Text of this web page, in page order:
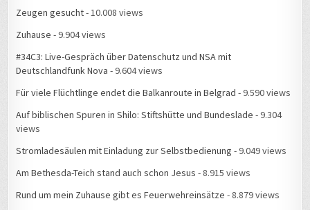
Zeugen gesucht- 10.008 views
Zuhause - 9.904 views
#34C3: Live-Gespräch über Datenschutz und NSA mit
Deutschlandfunk Nova - 9.604 views
Für viele Flüchtlinge endet die Balkanroute in Belgrad - 9.590 views
Auf biblischen Spuren in Shilo: Stiftshütte und Bundeslade - 9.304
views
Stromladesäulen mit Einladung zur Selbstbedienung - 9.049 views
Am Bethesda-Teich stand auch schon Jesus - 8.915 views
Rund um mein Zuhause gibt es Feuerwehreinsätze - 8.879 views